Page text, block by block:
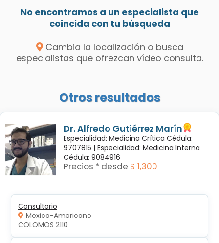
No encontramos a un especialista que
coincida con tu búsqueda
Cambia la localización o busca
especialistas que ofrezcan vídeo consulta.
Otros resultados
Dr. Alfredo Gutiérrez Marín
Especialidad: Medicina Crítica Cédula:
9707815 | Especialidad: Medicina Interna
Cédula: 9084916
Precios * desde $ 1,300
Consultorio
Mexico-Americano
COLOMOS 2110